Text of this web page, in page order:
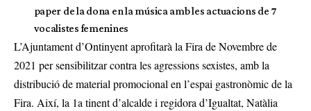
paper de la dona en la música amb les actuacions de 7
vocalistes femenines
L’Ajuntament d’Ontinyent aprofitarà la Fira de Novembre de
2021 per sensibilitzar contra les agressions sexistes, amb la
distribució de material promocional en l’espai gastronòmic de la
Fira. Així, la 1a tinent d’alcalde i regidora d’Igualtat, Natàlia